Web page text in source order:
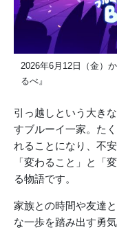
2026年6月12日（金）
るべ』
引っ越しという大き
すブルーイ一家。た
れることになり、不
「変わること」と「
る物語です。
家族との時間や友達
な一歩を踏み出す勇